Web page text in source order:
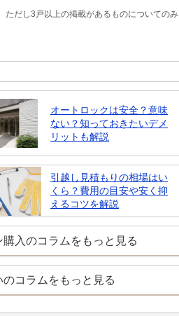
だし3戸以上の掲載があるものについてのみ
オートロックは安全？意味
ない？知っておきたいデメ
リットも解説
引越し見積もりの相場はい
くら？費用の目安や安く抑
えるコツを解説
購入のコラムをもっと見る
のコラムをもっと見る